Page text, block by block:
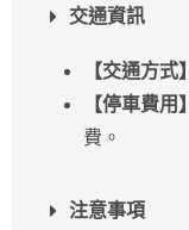
交通資訊
【交通方式】
【停車費用】
費。
注意事項